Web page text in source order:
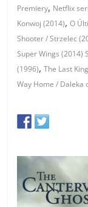
Premiery, Netflix
Konwoj (2014),O
Shooter / Strzelec
Super Wings (2014)
(1996),The Last
Way Home / Daleka